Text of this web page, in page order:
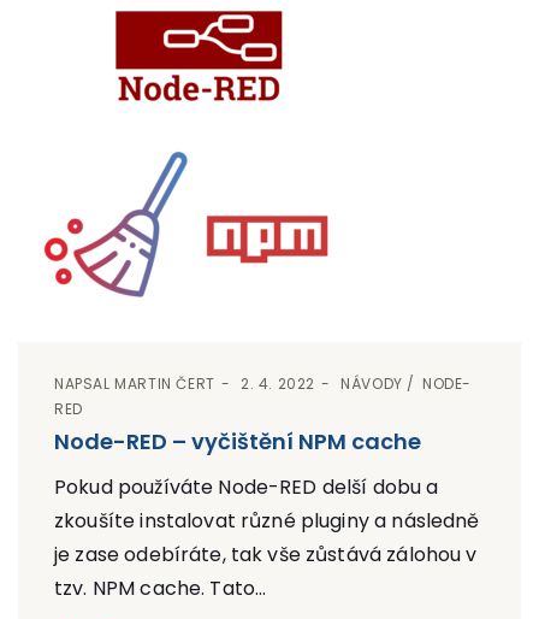
NAPSAL MARTIN ČERT 2. 4. 2022 NÁVODY
NODE-
RED
Node-RED – vyčištění NPM cache
Pokud používáte Node-RED delší dobu a
zkoušíte instalovat různé pluginy a následně
je zase odebíráte, tak vše zůstává zálohou v
tzv. NPM cache. Tato...